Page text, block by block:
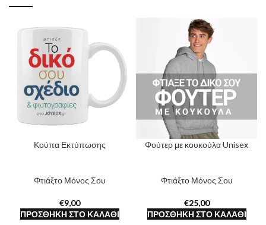
Κούπα Εκτύπωσης
Φτιάξτο Μόνος Σου
€
ΠΡΟΣΘΉΚΗ ΣΤΟ ΚΑΛΆΘΙ
Φούτερ με κουκούλα Unisex
Φτιάξτο Μόνος Σου
€
ΠΡΟΣΘΉΚΗ ΣΤΟ ΚΑΛΆΘΙ